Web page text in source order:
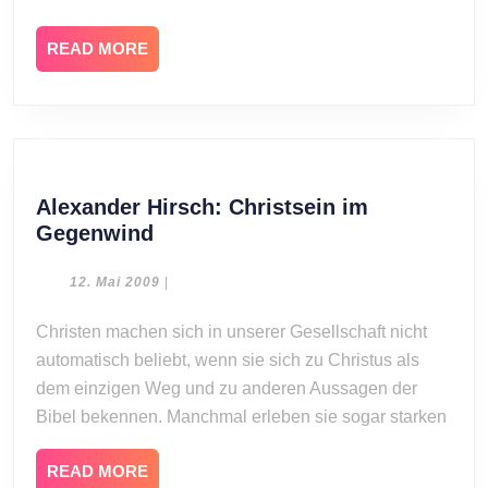
READ MOREREAD
MORE
Alexander Hirsch: Christsein im
Gegenwind
Christsein
Gegenwind
12. Mai 2009 12.
Christen machen sich in unserer Gesellschaft nicht
automatisch beliebt, wenn sie sich zu Christus als
dem einzigen Weg und zu anderen Aussagen der
Bibel bekennen. Manchmal erleben sie sogar starken
READ MOREREAD